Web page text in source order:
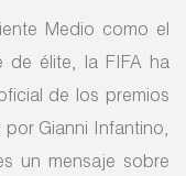
Medio como el
de élite, la FIFA ha
de los premios
por Gianni Infantino,
un mensaje sobre